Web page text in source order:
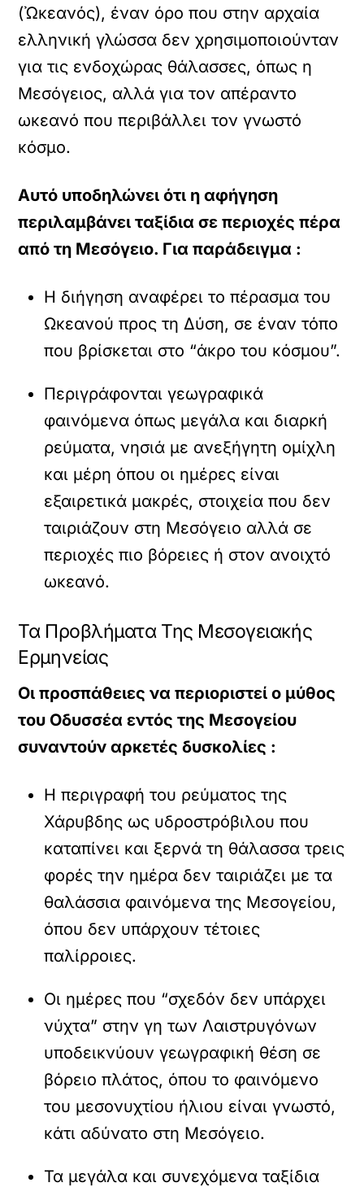
(Ὠκεανός), έναν όρο που στην αρχαία
ελληνική γλώσσα δεν χρησιμοποιούνταν
για τις ενδοχώρας θάλασσες, όπως η
Μεσόγειος, αλλά για τον απέραντο
ωκεανό που περιβάλλει τον γνωστό
κόσμο.
Αυτό υποδηλώνει ότι η αφήγηση
περιλαμβάνει ταξίδια σε περιοχές πέρα
από τη Μεσόγειο. Για παράδειγμα :
Η διήγηση αναφέρει το πέρασμα του
Ωκεανού προς τη Δύση, σε έναν τόπο
που βρίσκεται στο “άκρο του κόσμου”.
Περιγράφονται γεωγραφικά
φαινόμενα όπως μεγάλα και διαρκή
ρεύματα, νησιά με ανεξήγητη ομίχλη
και μέρη όπου οι ημέρες είναι
εξαιρετικά μακρές, στοιχεία που δεν
ταιριάζουν στη Μεσόγειο αλλά σε
περιοχές πιο βόρειες ή στον ανοιχτό
ωκεανό.
Τα Προβλήματα Της Μεσογειακής
Ερμηνείας
Οι προσπάθειες να περιοριστεί ο μύθος
του Οδυσσέα εντός της Μεσογείου
συναντούν αρκετές δυσκολίες :
Η περιγραφή του ρεύματος της
Χάρυβδης ως υδροστρόβιλου που
καταπίνει και ξερνά τη θάλασσα τρεις
φορές την ημέρα δεν ταιριάζει με τα
θαλάσσια φαινόμενα της Μεσογείου,
όπου δεν υπάρχουν τέτοιες
παλίρροιες.
Οι ημέρες που “σχεδόν δεν υπάρχει
νύχτα” στην γη των Λαιστρυγόνων
υποδεικνύουν γεωγραφική θέση σε
βόρειο πλάτος, όπου το φαινόμενο
του μεσονυχτίου ήλιου είναι γνωστό,
κάτι αδύνατο στη Μεσόγειο.
Τα μεγάλα και συνεχόμενα ταξίδια